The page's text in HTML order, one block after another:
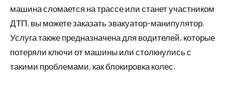
машина сломается на трассе или станет участником
ДТП, вы можете заказать эвакуатор-манипулятор.
Услуга также предназначена для водителей, которые
потеряли ключи от машины или столкнулись с
такими проблемами, как блокировка колес.